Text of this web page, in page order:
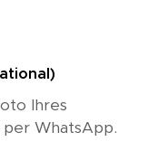
Ihres
WhatsApp.